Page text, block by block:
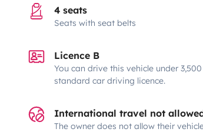
4 seats
Seats with seat belts
Licence B
You can drive this vehicle under
standard car driving licence.
International travel not
The owner does not allow their